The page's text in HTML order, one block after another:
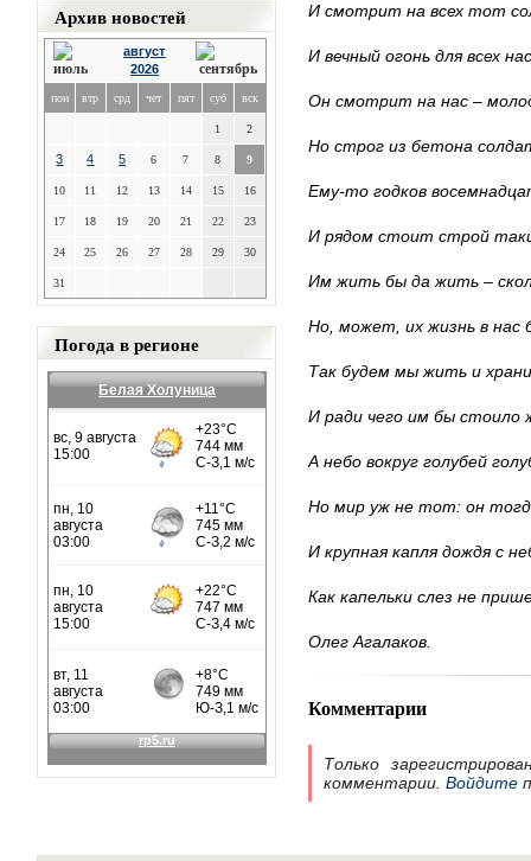
Архив новостей
август
2026
пон втр срд чет пят суб вск
1 2
3 4 5 6 7 8 9
10 11 12 13 14 15 16
17 18 19 20 21 22 23
24 25 26 27 28 29 30
31
Погода в регионе
Белая Холуница
И смотрит на всех тот
И вечный огонь для всех
Он смотрит на нас –
Но строг из бетона
Ему-то годков
И рядом стоит строй
Им жить бы да жить –
Но, может, их жизнь в нас
Так будем мы жить и
И ради чего им бы стоило
А небо вокруг голубей
Но мир уж не тот: он
И крупная капля дождя с
Как капельки слез не
Олег Агалаков.
Комментарии
Только
комментарии. Войдите